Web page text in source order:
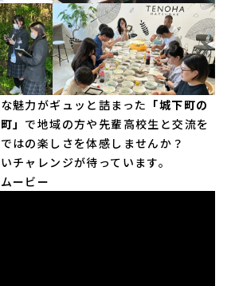
魅力がギュッと詰まった 「城下町の
」 で地域の方や先輩高校生と交流を
はの楽しさを体感しませんか？
チャレンジが待っています。
ービー